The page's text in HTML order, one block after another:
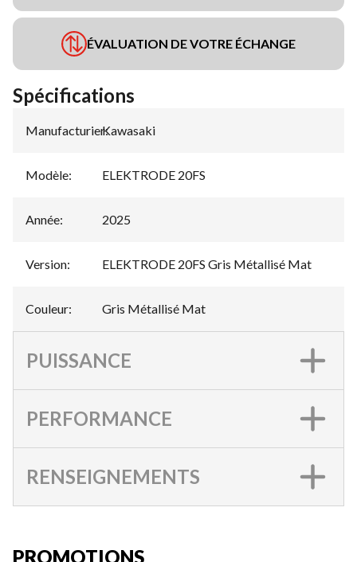
ÉVALUATION DE VOTRE ÉCHANGE
Spécifications
Manufacturier:
Kawasaki
Modèle: ELEKTRODE 20FS
Année: 2025
Version: ELEKTRODE 20FS Gris Métallisé Mat
Couleur: Gris Métallisé Mat
PUISSANCE
PERFORMANCE
RENSEIGNEMENTS
PROMOTIONS